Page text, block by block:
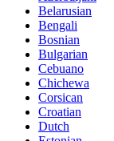
Belarusian
Bengali
Bosnian
Bulgarian
Cebuano
Chichewa
Corsican
Croatian
Dutch